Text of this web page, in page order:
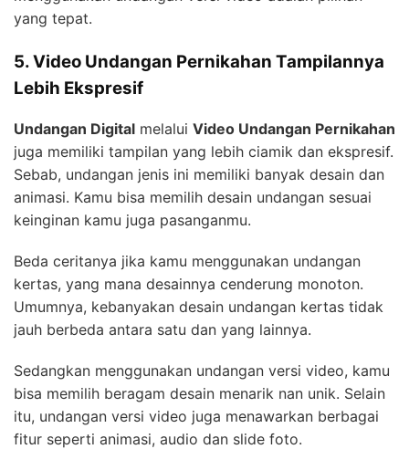
yang tepat.
5. Video Undangan Pernikahan Tampilannya
Lebih Ekspresif
Undangan Digital melalui Video Undangan Pernikahan
juga memiliki tampilan yang lebih ciamik dan ekspresif.
Sebab, undangan jenis ini memiliki banyak desain dan
animasi. Kamu bisa memilih desain undangan sesuai
keinginan kamu juga pasanganmu.
Beda ceritanya jika kamu menggunakan undangan
kertas, yang mana desainnya cenderung monoton.
Umumnya, kebanyakan desain undangan kertas tidak
jauh berbeda antara satu dan yang lainnya.
Sedangkan menggunakan undangan versi video, kamu
bisa memilih beragam desain menarik nan unik. Selain
itu, undangan versi video juga menawarkan berbagai
fitur seperti animasi, audio dan slide foto.